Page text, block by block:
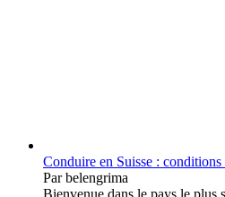
Conduire en Suisse : conditions
Par belengrima
Bienvenue dans le pays le plus